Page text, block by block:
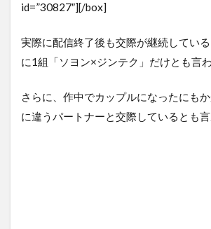
id=”30827″][/box]
実際に配信終了後も交際が継続してい
に1組「ソヨン×ジンテク」だけとも言わ
さらに、作中でカップルになったにも
に違うパートナーと交際しているとも言